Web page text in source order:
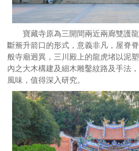
人
帶
了
媽
祖
的
神
符，
顯
赫
威
靈，
寶藏寺原為三開間兩近兩廊雙護龍
斷簷升箭口的形式，意義非凡，屋脊
般寺廟迥異，三川殿上的龍虎堵以泥
內之大木構建及細木雕鑿紋路及手法
風味，值得深入研究。